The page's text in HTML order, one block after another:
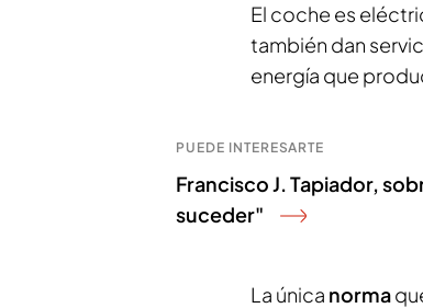
El coche es
también dan
energía que
PUEDE INTERESARTE
Francisco J. Tapiador,
suceder"
La única norma